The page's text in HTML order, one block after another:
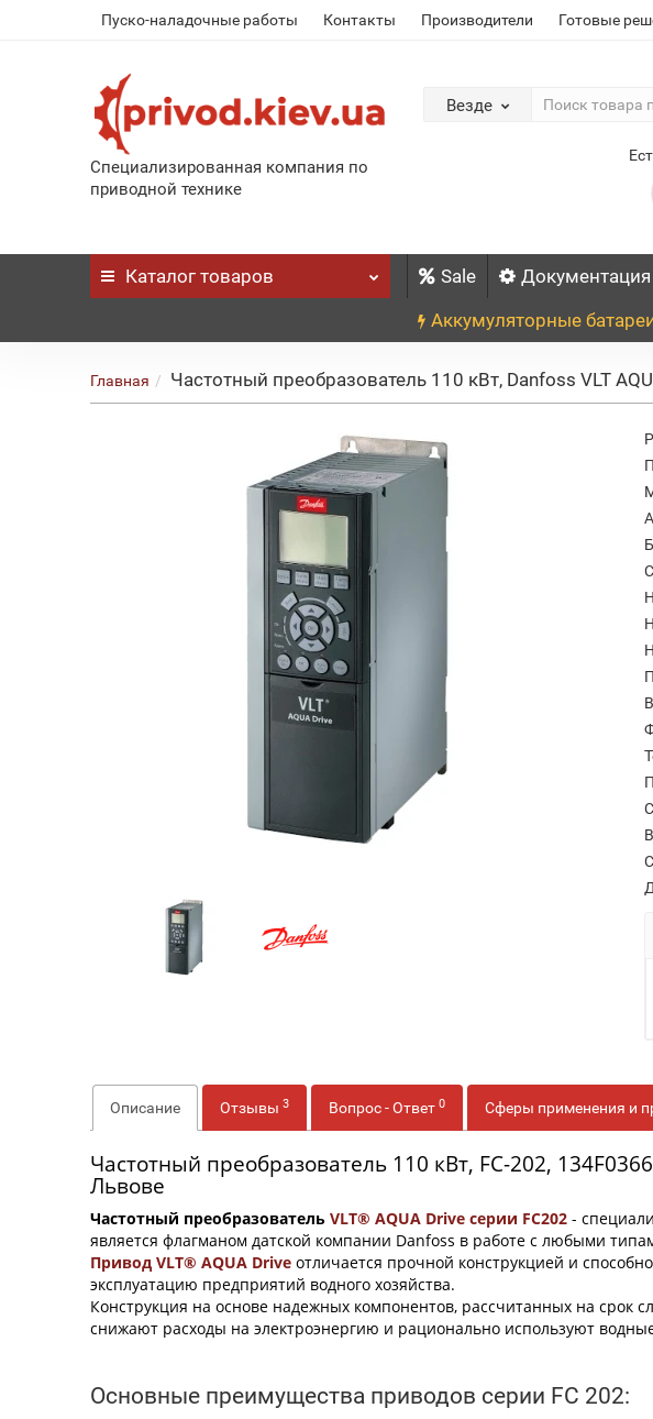
Пуско-наладочные работы Контакты Производители Готовые
Специализированная компания по
приводной технике
Везде
Каталог товаров Sale Документация
Аккумуляторные
Главная Частотный преобразователь 110 кВт, Danfoss VLT
Описание Отзывы3 Вопрос - Ответ0 Сферы применения и
Частотный преобразователь 110 кВт, FC-202,
Львове
Частотный преобразовательVLT® AQUA Drive серии FC202 -
является флагманом датской компании Danfoss в работе с любыми
Привод VLT® AQUA Drive отличается прочной конструкцией и
эксплуатацию предприятий водного хозяйства.
Конструкция на основе надежных компонентов, рассчитанных на срок
снижают расходы на электроэнергию и рационально используют
Основные преимущества приводов серии FC 202: